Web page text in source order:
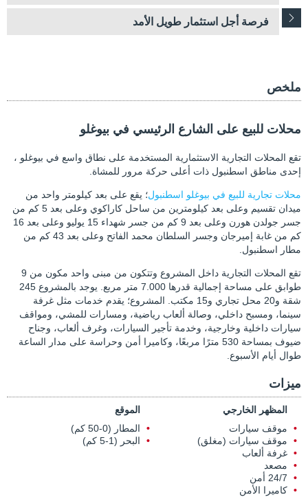
فرصة أجل استثمار طويل الأمد
ملخص
محلات للبيع على الشارع الرئيسي في بيوغلو
تقع المحلات التجارية الاستثمارية المستخدمة على نطاق واسع في بيوغلو ،
إحدى مناطق اسطنبول ذات أعلى حركة مرور للمشاة.
محلات تجارية للبيع في بيوغلو اسطنبول؛ يقع على بعد كيلومتر واحد من
ميدان تقسيم وعلى بعد كيلومترين من ساحل كاراكوي وعلى بعد 5 كم من
جسر جولدن هورن وعلى بعد 9 كم من جسر شهداء 15 يوليو وعلى بعد 16
كم من غابة إميرجان وجسر السلطان محمد الفاتح وعلى بعد 43 كم من
مطار اسطنبول.
تقع المحلات التجارية داخل المشروع وتتكون من مبنى واحد مكون من 9
طوابق على مساحة إجمالية قدرها 7.000 متر مربع. يوجد بالمشروع 245
شقة و20 محل تجاري و15 مكتب. المشروع؛ يقدم خدمات مثل غرفة
سينما، ومسبح داخلي، وصالة ألعاب رياضية، ومسارات للمشي، ومواقف
سيارات داخلية وخارجية، وخدمة تأجير السيارات، وغرف ألعاب، وجناح
ضيوف بمساحة 530 مترًا مربعًا، وكاميرا أمن وحراسة على مدار الساعة
طوال أيام الأسبوع.
ميزات
المظهر الخارجي
موقف سيارات
موقف سيارات (مغلق)
غرفة ألعاب
مصعد
24/7 أمن
كاميرا الأمن
الموقع
المطار (0-50 كم)
البحر (1-5 كم)